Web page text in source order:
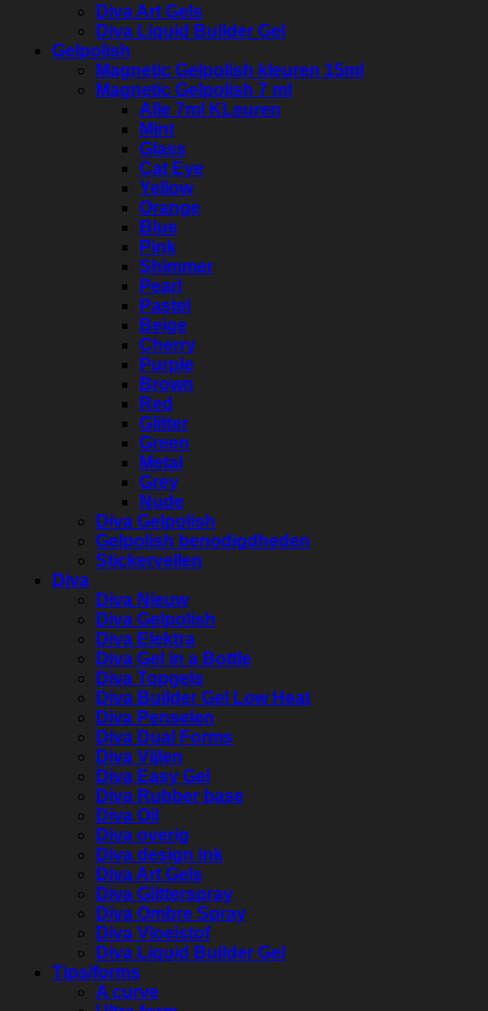
Diva Art Gels
Diva Liquid Builder Gel
Gelpolish
Magnetic Gelpolish kleuren 15ml
Magnetic Gelpolish 7 ml
Alle 7ml KLeuren
Mint
Glass
Cat Eye
Yellow
Orange
Blue
Pink
Shimmer
Pearl
Pastel
Beige
Cherry
Purple
Brown
Red
Glitter
Green
Metal
Grey
Nude
Diva Gelpolish
Gelpolish benodigdheden
Stickervellen
Diva
Diva Nieuw
Diva Gelpolish
Diva Elektra
Diva Gel in a Bottle
Diva Topgels
Diva Builder Gel Low Heat
Diva Penselen
Diva Dual Forms
Diva Vijlen
Diva Easy Gel
Diva Rubber base
Diva Oil
Diva overig
Diva design ink
Diva Art Gels
Diva Glitterspray
Diva Ombre Spray
Diva Vloeistof
Diva Liquid Builder Gel
Tips/forms
A curve